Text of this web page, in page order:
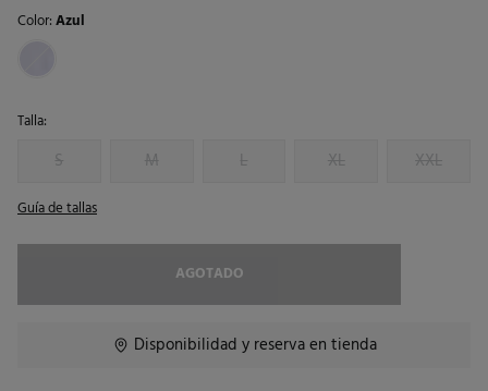
Color:Azul
Talla:
S M L XL XXL
Guía de tallas
AGOTADO
Disponibilidad y reserva en tienda